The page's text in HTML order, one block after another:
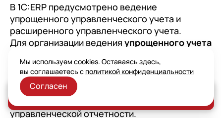
В 1С:ERP предусмотрено ведение
упрощенного управленческого учета и
расширенного управленческого учета.
Для организации ведения упрощенного учета
управленческого баланса. Система
формирует записи отражения статей активов
и пассивов с автоматическим формированием
данных и построением упрощенной
управленческой отчетности.
Заказать консультацию
Мы используем cookies. Оставаясь здесь,
вы соглашаетесь с политикой конфиденциальности
Согласен